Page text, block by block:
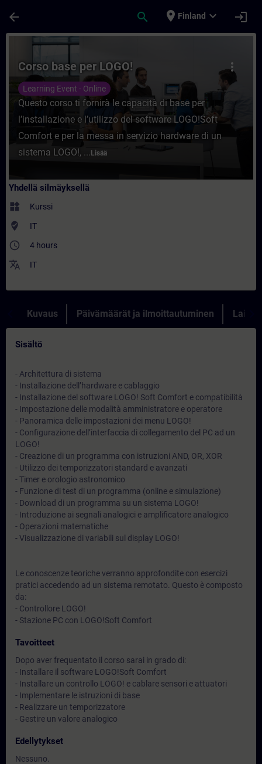
arrow_back search place Finland expand_more login
Kurssi - Corso base per LOGO! -
more_vert
Corso base per LOGO!
Learning Event - Online
Questo corso ti fornirà le capacità di base per
l’installazione e l’utilizzo del software LOGO!Soft
Comfort e per la messa in servizio hardware di un
sistema LOGO!, ... Lisää
Yhdellä silmäyksellä
widgets Kurssi
where_to_vote IT
access_time 4 hours
translate IT
Kuvaus Päivämäärät ja ilmoittautuminen
Sisältö
- Architettura di sistema
- Installazione dell’hardware e cablaggio
- Installazione del software LOGO! Soft Comfort e compatibilità
- Impostazione delle modalità amministratore e operatore
- Panoramica delle impostazioni dei menu LOGO!
- Configurazione dell’interfaccia di collegamento del PC ad un
LOGO!
- Creazione di un programma con istruzioni AND, OR, XOR
- Utilizzo dei temporizzatori standard e avanzati
- Timer e orologio astronomico
- Funzione di test di un programma (online e simulazione)
- Download di un programma su un sistema LOGO!
- Introduzione ai segnali analogici e amplificatore analogico
- Operazioni matematiche
- Visualizzazione di variabili sul display LOGO!
Le conoscenze teoriche verranno approfondite con esercizi
pratici accedendo ad un sistema remotato. Questo è composto
da:
- Controllore LOGO!
- Stazione PC con LOGO!Soft Comfort
Tavoitteet
Dopo aver frequentato il corso sarai in grado di:
- Installare il software LOGO!Soft Comfort
- Installare un controllo LOGO! e cablare sensori e attuatori
- Implementare le istruzioni di base
- Realizzare un temporizzatore
- Gestire un valore analogico
Edellytykset
Nessuno.